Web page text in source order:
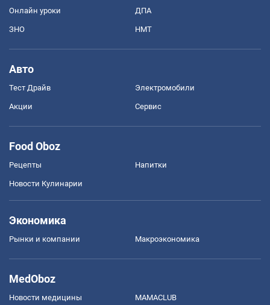
Онлайн уроки ДПА
ЗНО НМТ
Авто
Тест Драйв Электромобили
Акции Сервис
Food Oboz
Рецепты Напитки
Новости Кулинарии
Экономика
Рынки и компании Mакроэкономика
MedOboz
Новости медицины MAMACLUB